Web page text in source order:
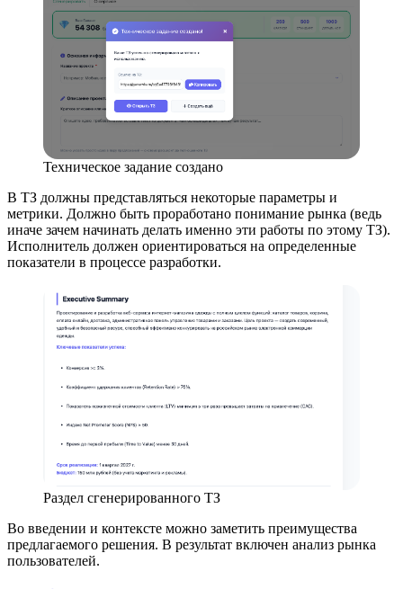
Техническое задание создано
В ТЗ должны представляться некоторые параметры и
метрики. Должно быть проработано понимание рынка (ведь
иначе зачем начинать делать именно эти работы по этому ТЗ).
Исполнитель должен ориентироваться на определенные
показатели в процессе разработки.
Раздел сгенерированного ТЗ
Во введении и контексте можно заметить преимущества
предлагаемого решения. В результат включен анализ рынка
пользователей.